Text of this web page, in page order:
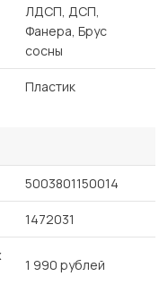
ЛДСП, ДСП,
Фанера, Брус
сосны
Пластик
5003801150014
1472031
1 990 рублей